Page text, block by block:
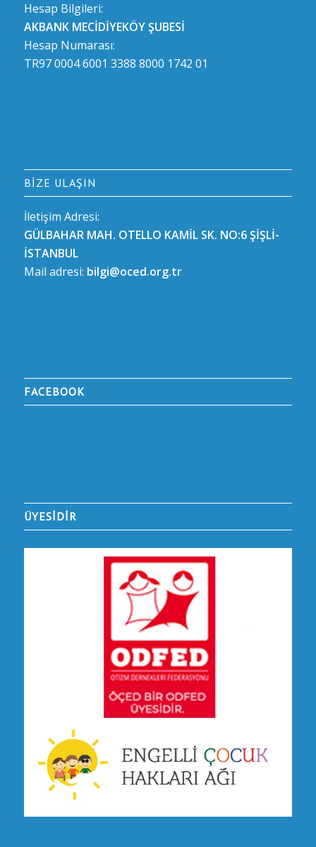
Hesap Bilgileri:
AKBANK MECİDİYEKÖY ŞUBESİ
Hesap Numarası:
TR97 0004 6001 3388 8000 1742 01
BIZE ULAŞIN
İletişim Adresi:
GÜLBAHAR MAH. OTELLO KAMİL SK. NO:6 ŞİŞLİ-
İSTANBUL
Mail adresi: bilgi@oced.org.tr
FACEBOOK
ÜYESİDİR